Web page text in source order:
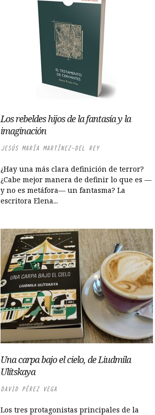
Los rebeldes hijos de la fantasía y la
imaginación
JESÚS MARÍA MARTÍNEZ-DEL REY
¿Hay una más clara definición de terror?
¿Cabe mejor manera de definir lo que es —
y no es metáfora— un fantasma? La
escritora Elena...
Una carpa bajo el cielo, de Liudmila
Ulítskaya
DAVID PÉREZ VEGA
Los tres protagonistas principales de la